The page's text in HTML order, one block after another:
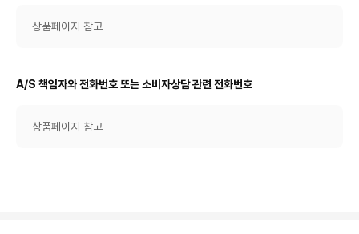
상품페이지 참고
A/S 책임자와 전화번호 또는 소비자상담 관련 전화번호
상품페이지 참고